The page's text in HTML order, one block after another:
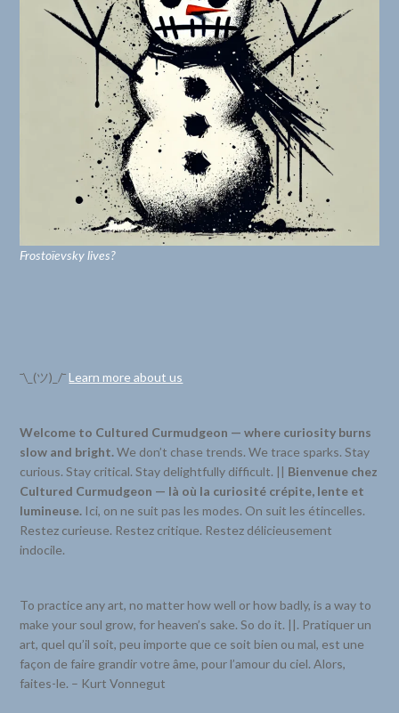
Frostoïevsky lives?
¯\_(ツ)_/¯Learn more about us
Welcome to Cultured Curmudgeon — where curiosity burns
slow and bright.We don’t chase trends. We trace sparks. Stay
curious. Stay critical. Stay delightfully difficult. || Bienvenue chez
Cultured Curmudgeon — là où la curiosité crépite, lente et
lumineuse. Ici, on ne suit pas les modes. On suit les étincelles.
Restez curieuse. Restez critique. Restez délicieusement
indocile.
To practice any art, no matter how well or how badly, is a way to
make your soul grow, for heaven’s sake. So do it. ||. Pratiquer un
art, quel qu’il soit, peu importe que ce soit bien ou mal, est une
façon de faire grandir votre âme, pour l’amour du ciel. Alors,
faites-le. – Kurt Vonnegut